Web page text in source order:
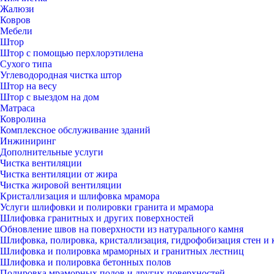
Жалюзи
Ковров
Мебели
Штор
Штор с помощью перхлорэтилена
Сухого типа
Углеводородная чистка штор
Штор на весу
Штор с выездом на дом
Матраса
Ковролина
Комплексное обслуживание зданий
Инжиниринг
Дополнительные услуги
Чистка вентиляции
Чистка вентиляции от жира
Чистка жировой вентиляции
Кристаллизация и шлифовка мрамора
Услуги шлифовки и полировки гранита и мрамора
Шлифовка гранитных и других поверхностей
Обновление швов на поверхности из натурального камня
Шлифовка, полировка, кристаллизация, гидрофобизация стен и
Шлифовка и полировка мраморных и гранитных лестниц
Шлифовка и полировка бетонных полов